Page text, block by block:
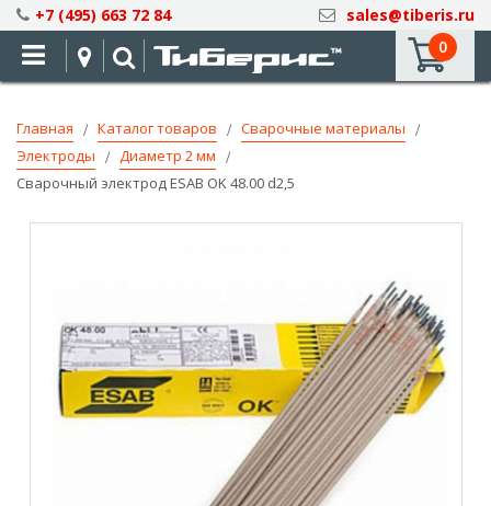
Skip
to
Content
+7 (495) 663 72 84
sales@tiberis.ru
0
Главная Каталог товаров
Сварочные материалы
Электроды
Диаметр 2 мм
Сварочный электрод ESAB OK 48.00 d2,5